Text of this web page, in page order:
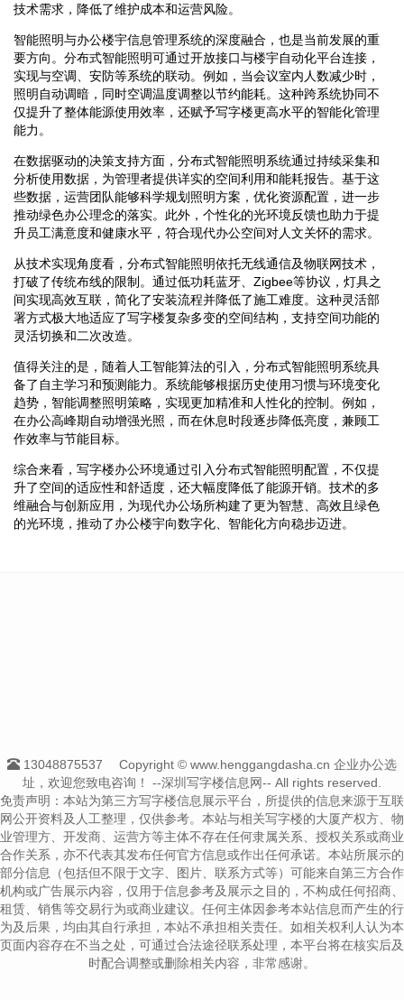
技术需求，降低了维护成本和运营风险。
智能照明与办公楼宇信息管理系统的深度融合，也是当前发展的重
要方向。分布式智能照明可通过开放接口与楼宇自动化平台连接，
实现与空调、安防等系统的联动。例如，当会议室内人数减少时，
照明自动调暗，同时空调温度调整以节约能耗。这种跨系统协同不
仅提升了整体能源使用效率，还赋予写字楼更高水平的智能化管理
能力。
在数据驱动的决策支持方面，分布式智能照明系统通过持续采集和
分析使用数据，为管理者提供详实的空间利用和能耗报告。基于这
些数据，运营团队能够科学规划照明方案，优化资源配置，进一步
推动绿色办公理念的落实。此外，个性化的光环境反馈也助力于提
升员工满意度和健康水平，符合现代办公空间对人文关怀的需求。
从技术实现角度看，分布式智能照明依托无线通信及物联网技术，
打破了传统布线的限制。通过低功耗蓝牙、Zigbee等协议，灯具之
间实现高效互联，简化了安装流程并降低了施工难度。这种灵活部
署方式极大地适应了写字楼复杂多变的空间结构，支持空间功能的
灵活切换和二次改造。
值得关注的是，随着人工智能算法的引入，分布式智能照明系统具
备了自主学习和预测能力。系统能够根据历史使用习惯与环境变化
趋势，智能调整照明策略，实现更加精准和人性化的控制。例如，
在办公高峰期自动增强光照，而在休息时段逐步降低亮度，兼顾工
作效率与节能目标。
综合来看，写字楼办公环境通过引入分布式智能照明配置，不仅提
升了空间的适应性和舒适度，还大幅度降低了能源开销。技术的多
维融合与创新应用，为现代办公场所构建了更为智慧、高效且绿色
的光环境，推动了办公楼宇向数字化、智能化方向稳步迈进。
13048875537
Copyright © www.henggangdasha.cn 企业办公选
址，欢迎您致电咨询！
--深圳写字楼信息网-- All rights reserved.
免责声明：本站为第三方写字楼信息展示平台，所提供的信息来源于互联
网公开资料及人工整理，仅供参考。本站与相关写字楼的大厦产权方、物
业管理方、开发商、运营方等主体不存在任何隶属关系、授权关系或商业
合作关系，亦不代表其发布任何官方信息或作出任何承诺。本站所展示的
部分信息（包括但不限于文字、图片、联系方式等）可能来自第三方合作
机构或广告展示内容，仅用于信息参考及展示之目的，不构成任何招商、
租赁、销售等交易行为或商业建议。任何主体因参考本站信息而产生的行
为及后果，均由其自行承担，本站不承担相关责任。如相关权利人认为本
页面内容存在不当之处，可通过合法途径联系处理，本平台将在核实后及
时配合调整或删除相关内容，非常感谢。